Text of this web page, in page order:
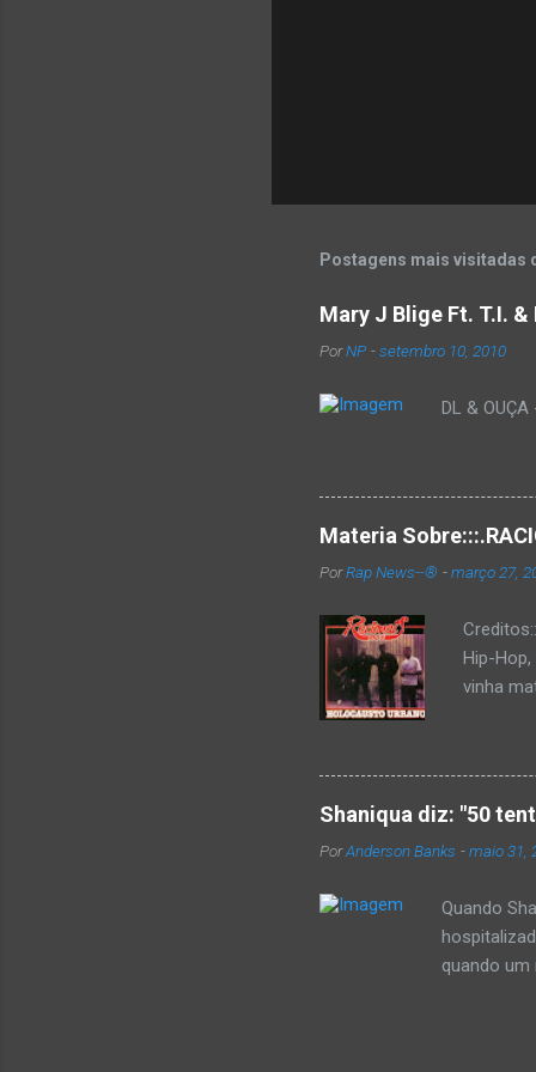
Postagens mais visitadas
Mary J Blige Ft. T.I. &
PorNP -setembro 10, 2010
DL &
Materia
PorRap News--® -março 27,
Hip-
vinha
Como
rica
Cultura
Shaniqua diz: "50
PorAnderson Banks -maio 31,
Quando
quando
50 cent